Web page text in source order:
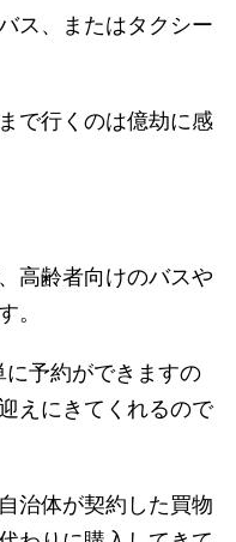
ス、またはタクシー
で行くのは億劫に感
高齢者向けのバスや
。
に予約ができますの
えにきてくれるので
治体が契約した買物